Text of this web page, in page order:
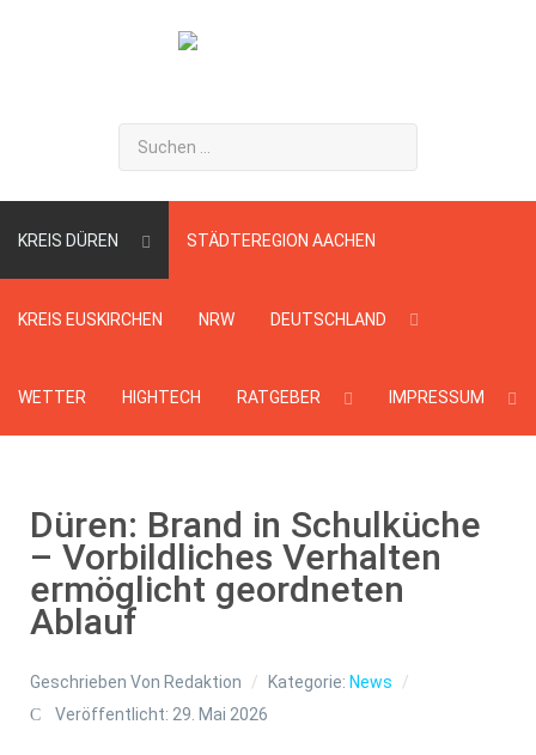
Suchen
...
KREIS DÜREN STÄDTEREGION AACHEN
KREIS EUSKIRCHEN NRW DEUTSCHLAND
WETTER HIGHTECH RATGEBER IMPRESSUM
Düren: Brand in Schulküche
– Vorbildliches Verhalten
ermöglicht geordneten
Ablauf
Geschrieben Von Redaktion Kategorie: News
Veröffentlicht: 29. Mai 2026